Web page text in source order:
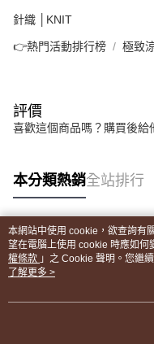
針織 │KNIT
👉熱門活動排行榜 極致
評價
喜歡這個商品嗎？購買後給
本分類熱銷全站排行
熱門標籤
本網站中使用 cookie，欲查詢有
望在電腦上使用 cookie 時應如何
權條款 」之 Cookie 聲明。您繼
用條款之 Cookie 聲明使用 cookie
了解更多 >